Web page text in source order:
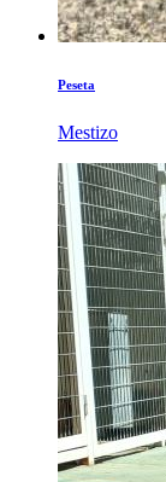
Peseta
Mestizo